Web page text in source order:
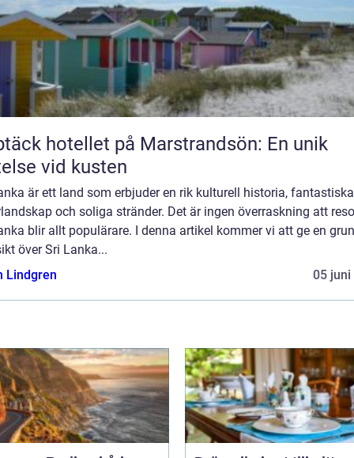
hotellet på Marstrandsön: En unik
vid kusten
är ett land som erbjuder en rik kulturell historia, fantastiska
och soliga stränder. Det är ingen överraskning att
blir allt populärare. I denna artikel kommer vi att ge en
över Sri Lanka...
Lindgren
05 juni